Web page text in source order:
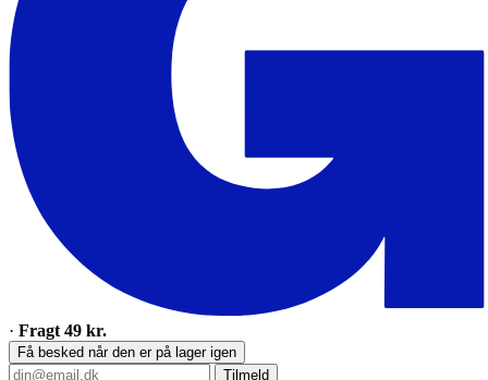
· Fragt 49 kr.
Få besked når den er på lager igen
Tilmeld